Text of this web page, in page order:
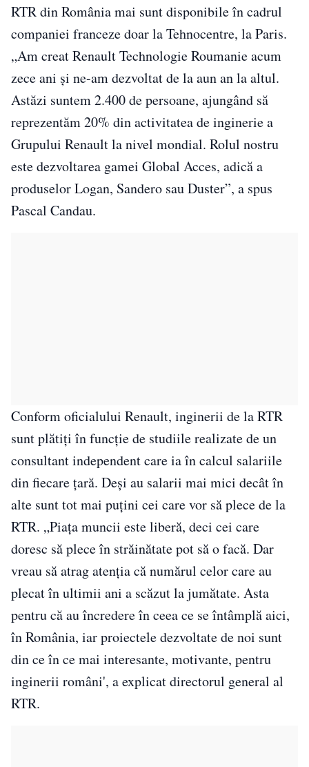
RTR din România mai sunt disponibile în cadrul
companiei franceze doar la Tehnocentre, la Paris.
„Am creat Renault Technologie Roumanie acum
zece ani şi ne-am dezvoltat de la aun an la altul.
Astăzi suntem 2.400 de persoane, ajungând să
reprezentăm 20% din activitatea de inginerie a
Grupului Renault la nivel mondial. Rolul nostru
este dezvoltarea gamei Global Acces, adică a
produselor Logan, Sandero sau Duster”, a spus
Pascal Candau.
Conform oficialului Renault, inginerii de la RTR
sunt plătiți în funcție de studiile realizate de un
consultant independent care ia în calcul salariile
din fiecare țară. Deși au salarii mai mici decât în
alte sunt tot mai puțini cei care vor să plece de la
RTR. „Piaţa muncii este liberă, deci cei care
doresc să plece în străinătate pot să o facă. Dar
vreau să atrag atenția că numărul celor care au
plecat în ultimii ani a scăzut la jumătate. Asta
pentru că au încredere în ceea ce se întâmplă aici,
în România, iar proiectele dezvoltate de noi sunt
din ce în ce mai interesante, motivante, pentru
inginerii români', a explicat directorul general al
RTR.